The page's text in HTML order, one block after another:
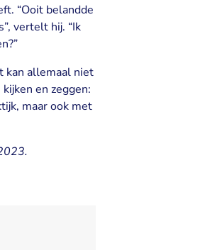
“Ooit belandde
vertelt hij. “Ik
kan allemaal niet
en zeggen:
maar ook met